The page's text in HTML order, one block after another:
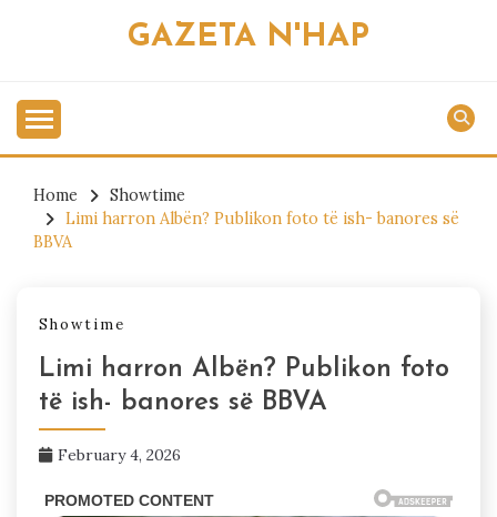
GAZETA N'HAP
Home
Showtime
Limi harron Albën? Publikon foto të ish- banores së
BBVA
Showtime
Limi harron Albën? Publikon foto
të ish- banores së BBVA
February 4, 2026